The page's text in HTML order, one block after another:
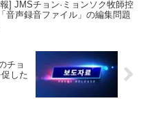
] JMSチョン·ミョンソク牧師控
音声録音ファイル」の編集問題
チョ
した